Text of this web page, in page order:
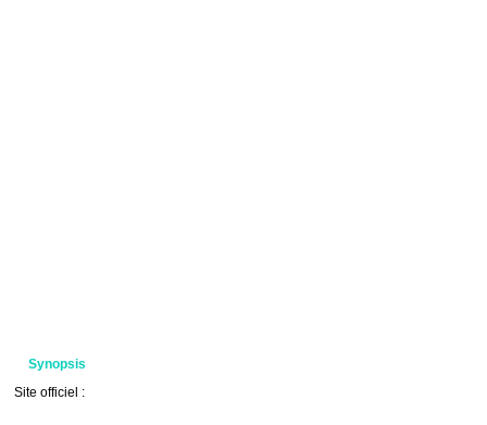
Synopsis
Site officiel :